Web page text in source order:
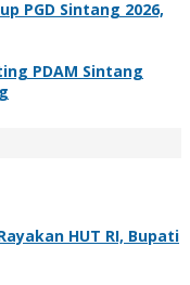
PGD Sintang 2026,
PDAM Sintang
HUT RI, Bupati